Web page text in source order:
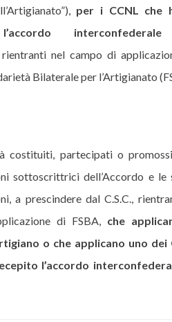
per i CCNL che
rientranti nel campo di
Bilaterale per l’Artigianato
costituiti, partecipati o
sottoscrittrici dell’Accordo e le
a prescindere dal C.S.C.,
di FSBA, che
o che applicano uno dei
l’accordo